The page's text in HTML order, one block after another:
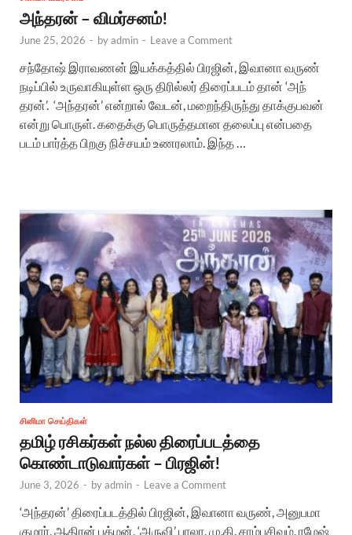
அந்தரன் – விமர்சனம்!
June 25, 2026 - byadmin - Leave a Comment
சந்​தோஷ் இராவணன் இயக்​கத்​தில் பிரஜின், இவானா வருண்
நடிப்பில் உருவாகியுள்ள ஒரு திரில்லர் திரைப்படம் தான் ‘அந்​
தரன்’. ‘அந்​தரன்’ என்​றால் வேடன், மறைந்​திருந்து தாக்குபவன்
என்று பொருள். கதைக்கு பொருத்தமான தலைப்பு என்பதை
படம் பார்த்த பிறகு நிச்சயம் உணரலாம். இந்த …
சினிமா செய்திகள்
தமிழ் ரசிகர்கள் நல்ல திரைப்படத்தை
கொண்டாடுவார்கள் – பிரஜின்!
June 3, 2026 - byadmin - Leave a Comment
‘அந்தரன்’ திரைப்படத்தில் பிரஜின், இவானா வருண், அனுபமா
குமார், ஆதிரன் பத்மன், ‘அருவி’ பாலா, மு.கி. சாம்பசிவம், ரமேஷ்